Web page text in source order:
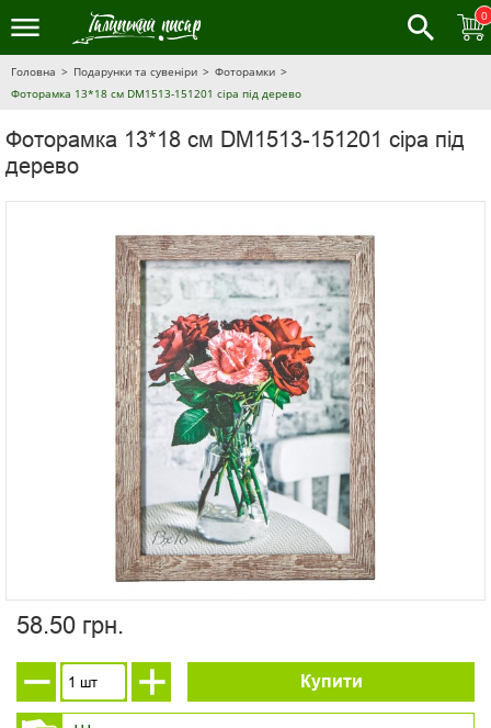
0
Головна Подарунки та сувеніри
Фоторамки
Фоторамка 13*18 см DM1513-151201 сіра під дерево
Фоторамка 13*18 см DM1513-151201 сіра під
дерево
58.50 грн.
Купити